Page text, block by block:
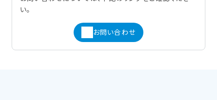
い。
お問い合わせ